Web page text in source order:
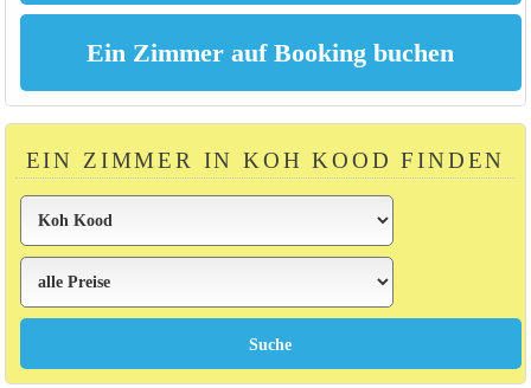
EIN ZIMMER IN KOH KOOD FINDEN